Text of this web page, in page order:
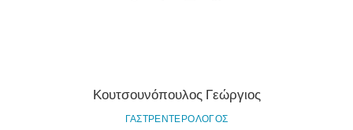
Κουτσουνόπουλος Γεώργιος
ΓΑΣΤΡΕΝΤΕΡΟΛΟΓΟΣ